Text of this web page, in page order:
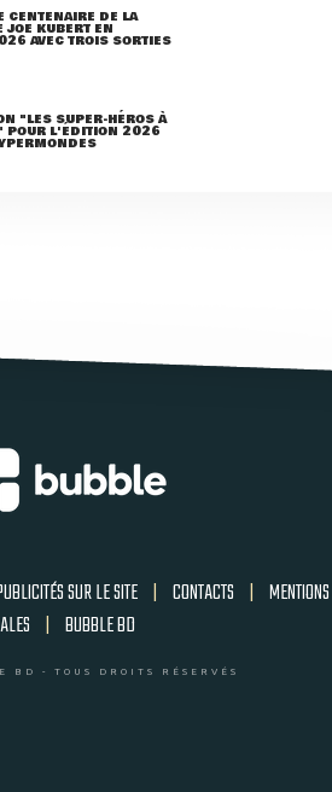
CENTENAIRE DE LA
JOE KUBERT EN
AVEC TROIS SORTIES
"LES SUPER-HÉROS À
POUR L'ÉDITION 2026
SUR LE SITE | CONTACTS | MENTIONS
| BUBBLE BD
- TOUS DROITS RÉSERVÉS